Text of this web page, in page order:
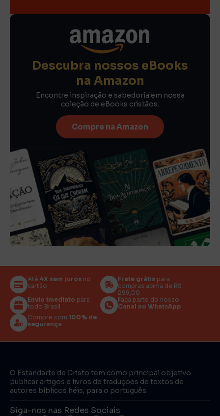
Descubra nossos eBooks
na Amazon
Encontre inspiração e sabedoria em nossa
coleção de eBooks cristãos.
Compre na Amazon
Até 4X sem juros no
cartão
Frete grátis para
compras acima de R$
299,00
Envio imediato para
todo Brasil
Faça parte do nosso
Canal no WhatsApp
Compre com 100% de
segurança
O Estandarte de Cristo tem como principal objetivo
publicar artigos e livros de traduções de textos de
autores bíblicos fiéis, para o português.
Siga-nos nas Redes Sociais